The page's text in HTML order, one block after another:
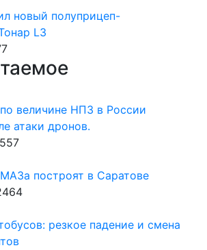
новый полуприцеп-
L3
величине НПЗ в России
атаки дронов.
построят в Саратове
резкое падение и смена